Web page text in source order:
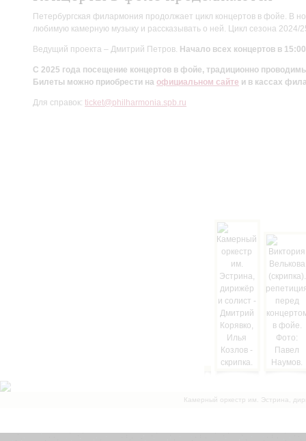
Петербургская филармония продолжает цикл концертов в фойе. В
любимую камерную музыку и рассказывать о ней. Цикл сезона
Ведущий проекта – Дмитрий Петров. Начало всех концертов в
С 2025 года посещение концертов в фойе, традиционно
Билеты можно приобрести на официальном сайте и в кассах
Для справок: ticket@philharmonia.spb.ru
Камерный оркестр им. Эстрина,